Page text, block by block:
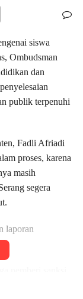
siswa
Ombudsman
dan
publik terpenuhi
Fadli Afriadi
proses, karena
masih
segera
laporan